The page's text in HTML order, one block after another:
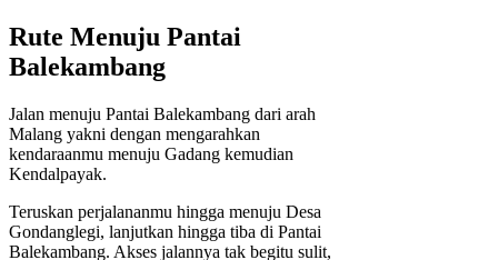
Rute Menuju Pantai
Balekambang
Jalan menuju Pantai Balekambang dari arah
Malang yakni dengan mengarahkan
kendaraanmu menuju Gadang kemudian
Kendalpayak.
Teruskan perjalananmu hingga menuju Desa
Gondanglegi, lanjutkan hingga tiba di Pantai
Balekambang. Akses jalannya tak begitu sulit,